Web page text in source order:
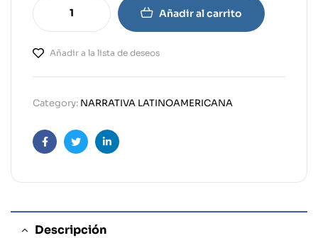
Añadir al carrito
Añadir a la lista de deseos
Category: NARRATIVA LATINOAMERICANA
FacebookTwitterLinkedin
Descripción